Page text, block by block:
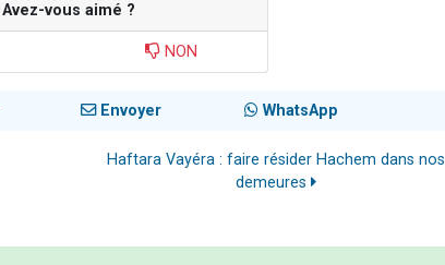
Avez-vous aimé ?
NON
Envoyer WhatsApp
Haftara Vayéra : faire résider Hachem dans nos
demeures